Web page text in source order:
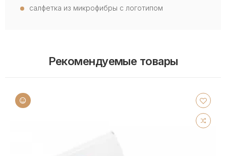
салфетка из микрофибры с логотипом
Рекомендуемые товары